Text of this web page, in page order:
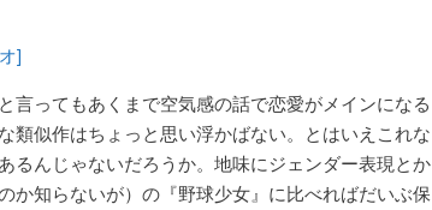
]
言ってもあくまで空気感の話で恋愛がメインになる
類似作はちょっと思い浮かばない。とはいえこれな
るんじゃないだろうか。地味にジェンダー表現とか
か知らないが）の『野球少女』に比べればだいぶ保